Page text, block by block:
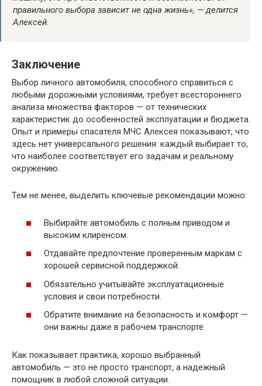
правильного выбора зависит не одна жизнь», — делится
Алексей.
Заключение
Выбор личного автомобиля, способного справиться с
любыми дорожными условиями, требует всестороннего
анализа множества факторов — от технических
характеристик до особенностей эксплуатации и бюджета.
Опыт и примеры спасателя МЧС Алексея показывают, что
здесь нет универсального решения: каждый выбирает то,
что наиболее соответствует его задачам и реальному
окружению.
Тем не менее, выделить ключевые рекомендации можно:
Выбирайте автомобиль с полным приводом и
высоким клиренсом.
Отдавайте предпочтение проверенным маркам с
хорошей сервисной поддержкой.
Обязательно учитывайте эксплуатационные
условия и свои потребности.
Обратите внимание на безопасность и комфорт —
они важны даже в рабочем транспорте.
Как показывает практика, хорошо выбранный
автомобиль — это не просто транспорт, а надежный
помощник в любой сложной ситуации.